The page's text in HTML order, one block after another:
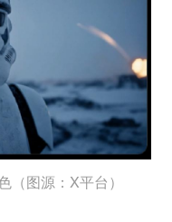
（图源：X平台）